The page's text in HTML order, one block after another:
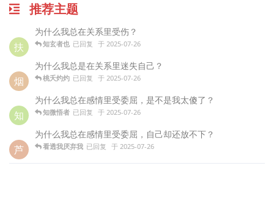
推荐主题
扶
为什么我总在关系里受伤？
知玄者也 已回复 于 2025-07-26
烟
为什么我总是在关系里迷失自己？
桃夭灼灼 已回复 于 2025-07-26
知
为什么我总在感情里受委屈，是不是我太傻了？
知微悟者 已回复 于 2025-07-26
芦
为什么我总在感情里受委屈，自己却还放不下？
看透我厌弃我 已回复 于 2025-07-26